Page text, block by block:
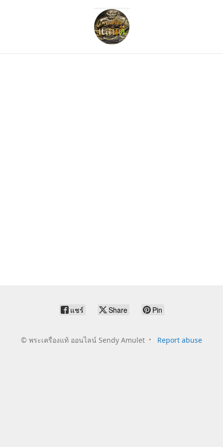
แชร์ Share Pin
© พระเครื่องแท้ ออนไลน์ Sendy Amulet Report abuse